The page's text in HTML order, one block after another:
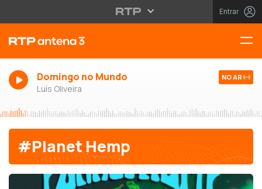
Entrar
Domingo no Mundo
Luís Oliveira
NO AR
#Planet Hemp